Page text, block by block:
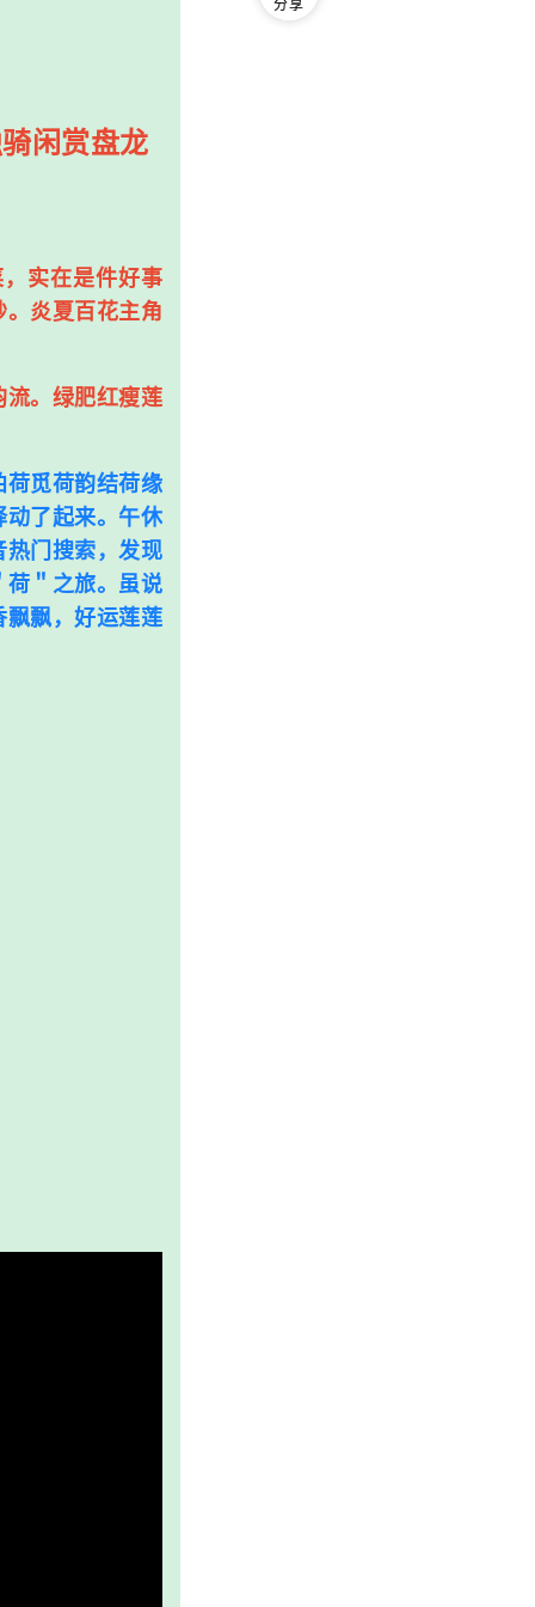
闲赏盘龙
实在是件好事
炎夏百花主角
。绿肥红瘦莲
觅荷韵结荷缘
动了起来。午休
热门搜索，发现
荷＂之旅。虽说
飘飘，好运莲莲
分享